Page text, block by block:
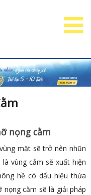
nọng cằm
mặt sẽ trở nên nhũn
vùng cằm sẽ xuất hiện
hề có dấu hiệu thừa
cằm sẽ là giải pháp